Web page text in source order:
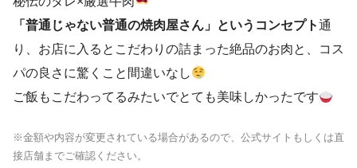
「普通じゃない普通の焼肉屋さん」というコンセプト通
り、お店に入るとこだわりの詰まった絶品のお肉と、コス
パの良さに驚くこと間違いなし
ご飯もこだわってるみたいでとても美味しかったです
※金額や内容が変更されている場合があるので、公式サイトもしくは直
接店舗までご確認ください。